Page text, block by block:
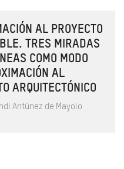
AL PROYECTO
TRES MIRADAS
COMO MODO
AL
ARQUITECTÓNICO
Antúnez de Mayolo